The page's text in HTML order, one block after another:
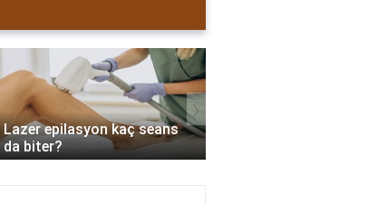
Lazer epilasyon kaç seans
da biter?
›